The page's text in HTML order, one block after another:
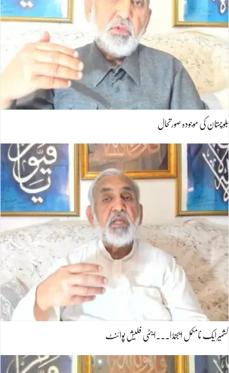
بلوچستان کی موجودہ صورتحال
کشمیرایک نامکمل ایجنڈا۔۔۔ایٹمی فلیش پوائنٹ